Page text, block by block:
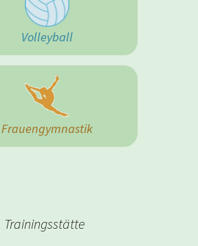
Volleyball
Frauengymnastik
Trainingsstätte